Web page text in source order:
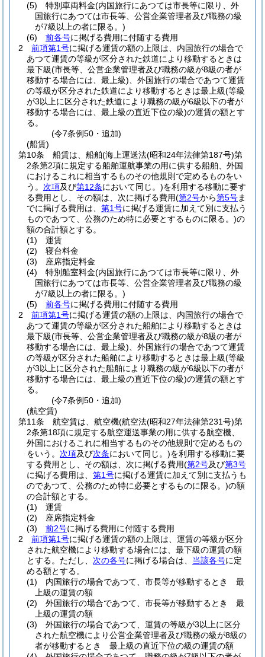
(5)
特別車両料金(内国旅行にあつては市長等に限り、外
国旅行にあつては市長等、公営企業管理者及び職務の級
が7級以上の者に限る。)
(6)
前各号に掲げる費用に付随する費用
2
前項第1号に掲げる運賃の額の上限は、内国旅行の場合で
あつて運賃の等級が区分された鉄道により移動するときは
最下級(市長等、公営企業管理者及び職務の級が8級の者が
移動する場合には、最上級) 、外国旅行の場合であつて運賃
の等級が区分された鉄道により移動するときは最上級(等級
が3以上に区分された鉄道により職務の級が6級以下の者が
移動する場合には、最上級の直近下位の級)の運賃の額とす
る。
(令7条例50・追加)
(船賃)
第10条
船賃は、船舶(海上運送法(昭和24年法律第187号)第
2条第2項に規定する船舶運航事業の用に供する船舶、外国
におけるこれに相当するものその他規則で定めるものをい
う。 次項及び第12条において同じ。)を利用する移動に要す
る費用とし、その額は、次に掲げる費用(第2号から第5号ま
でに掲げる費用は、 第1号に掲げる運賃に加えて別に支払う
ものであつて、公務のため特に必要とするものに限る。)の
額の合計額とする。
(1)
運賃
(2)
寝台料金
(3)
座席指定料金
(4)
特別船室料金(内国旅行にあつては市長等に限り、外
国旅行にあつては市長等、公営企業管理者及び職務の級
が7級以上の者に限る。)
(5)
前各号に掲げる費用に付随する費用
2
前項第1号に掲げる運賃の額の上限は、内国旅行の場合で
あつて運賃の等級が区分された船舶により移動するときは
最下級(市長等、公営企業管理者及び職務の級が8級の者が
移動する場合には、最上級) 、外国旅行の場合であつて運賃
の等級が区分された船舶により移動するときは最上級(等級
が3以上に区分された船舶により職務の級が6級以下の者が
移動する場合には、最上級の直近下位の級)の運賃の額とす
る。
(令7条例50・追加)
(航空賃)
第11条
航空賃は、航空機(航空法(昭和27年法律第231号)第
2条第18項に規定する航空運送事業の用に供する航空機、
外国におけるこれに相当するものその他規則で定めるもの
をいう。 次項及び次条において同じ。)を利用する移動に要
する費用とし、その額は、次に掲げる費用(第2号及び第3号
に掲げる費用は、 第1号に掲げる運賃に加えて別に支払うも
のであつて、公務のため特に必要とするものに限る。)の額
の合計額とする。
(1)
運賃
(2)
座席指定料金
(3)
前2号に掲げる費用に付随する費用
2
前項第1号に掲げる運賃の額の上限は、運賃の等級が区分
された航空機により移動する場合には、最下級の運賃の額
とする。 ただし、 次の各号に掲げる場合は、 当該各号に定
める額とする。
(1)
内国旅行の場合であつて、市長等が移動するとき 最
上級の運賃の額
(2)
外国旅行の場合であつて、市長等が移動するとき 最
上級の運賃の額
(3)
外国旅行の場合であつて、運賃の等級が3以上に区分
された航空機により公営企業管理者及び職務の級が8級の
者が移動するとき 最上級の直近下位の級の運賃の額